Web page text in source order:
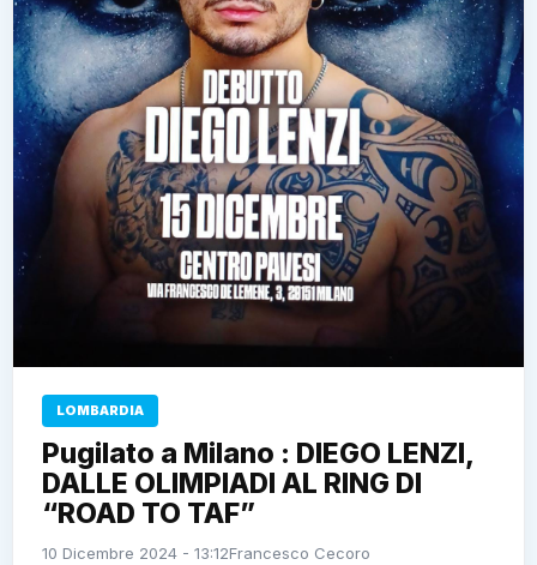
LOMBARDIA
Pugilato a Milano : DIEGO LENZI,
DALLE OLIMPIADI AL RING DI
“ROAD TO TAF”
10 Dicembre 2024 - 13:12Francesco Cecoro